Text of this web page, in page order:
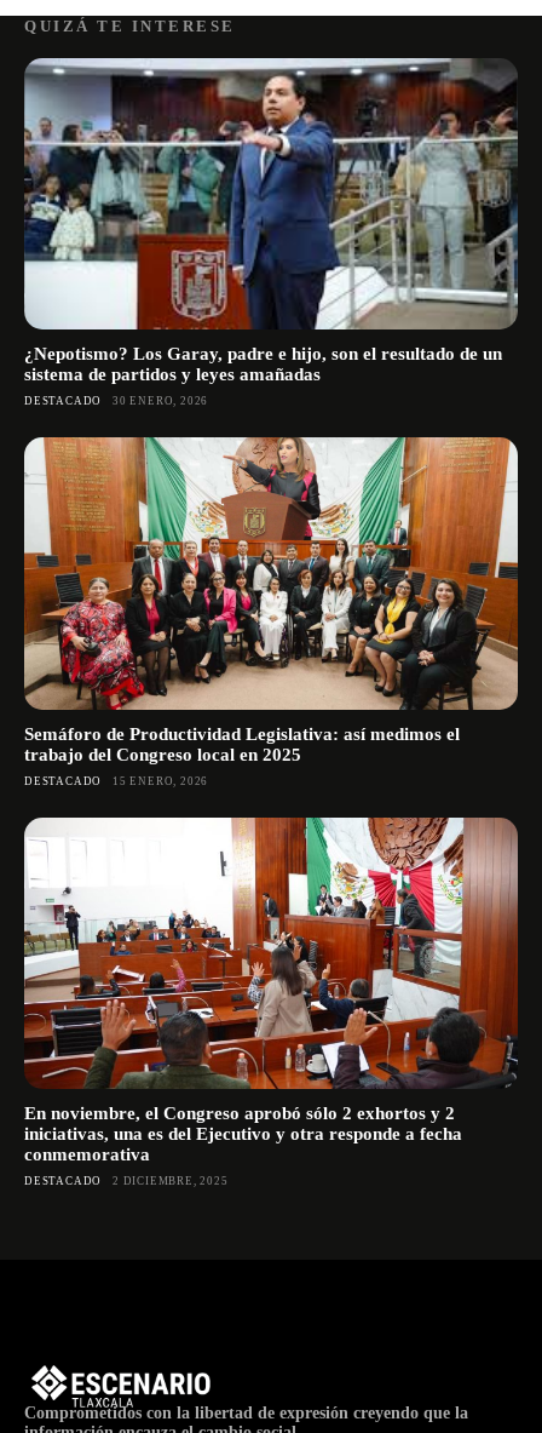
QUIZÁ TE INTERESE
¿Nepotismo? Los Garay, padre e hijo, son el resultado de un
sistema de partidos y leyes amañadas
DESTACADO 30 ENERO, 2026
Semáforo de Productividad Legislativa: así medimos el
trabajo del Congreso local en 2025
DESTACADO 15 ENERO, 2026
En noviembre, el Congreso aprobó sólo 2 exhortos y 2
iniciativas, una es del Ejecutivo y otra responde a fecha
conmemorativa
DESTACADO 2 DICIEMBRE, 2025
Comprometidos con la libertad de expresión creyendo que la